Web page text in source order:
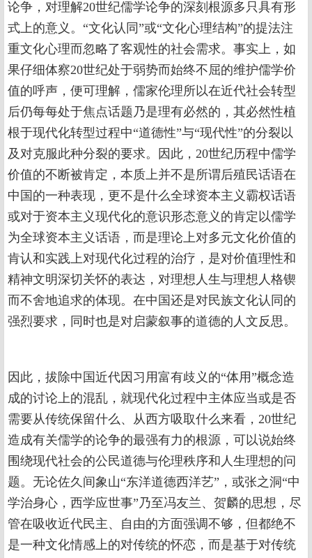
论争，对理解20世纪儒学论争的深刻根源多只具有形
式上的意义。“文化认同”或“文化心理结构”的提法注
重文化心理而忽略了客观性的社会需求。事实上，如
果仔细体察20世纪处于弱势而始终不屈的维护儒学价
值的呼声，便可理解，儒家伦理所以在近代社会转型
后仍每每处于焦点话题乃是理有必然的，其必然性植
根于现代化转型过程中“道德性”与“现代性”的分裂以
及对克服此种分裂的要求。因此，20世纪历程中儒学
价值的不断被肯定，本质上并不是所谓后殖民话语在
中国的一种表现，更不是什么全球资本主义霸权话语
或对于资本主义现代化的意识形态意义的肯定以儒学
为全球资本主义话语，而是理论上对多元文化价值的
肯认和实践上对现代化过程的治疗，是对价值理性和
精神文明深切关怀的表达，对理想人生与理想人格锲
而不舍地追求的体现。在中国还是对民族文化认同的
强烈要求，同时也是对启蒙叙事的道德的人文反思。
因此，拔除中国近代因习用富有歧义的“体用”概念造
成的讨论上的混乱，就现代化过程中主体应当或是否
需要从传统保留什么、从西方吸取什么来看，20世纪
造成有关儒学的论争的最强有力的根源，可以说始终
围绕现代社会的公民道德与伦理秩序和人生理想的问
题。无论佐久间象山“东洋道德西洋艺”，或张之洞“中
学治身心，西学应世事”乃至冯友兰、贺麟的思想，尽
管在吸收近代民主、自由的方面强调不够，但都绝不
是一种文化情感上的对传统的怀恋，而是基于对传统